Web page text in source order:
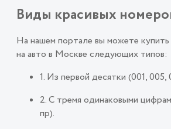
Виды красивых
На нашем портале вы можете
на авто в Москве следующих типов:
1. Из первой десятки (001, 005,
2. С тремя одинаковыми
пр).